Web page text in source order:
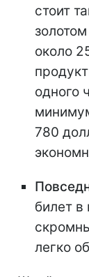
стоит
около
одного
780
билет в
легко